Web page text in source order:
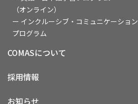
採用情報
（オンライン）
ー インクルーシブ・コミュニケーション
プログラム
お知らせ
COMASについて